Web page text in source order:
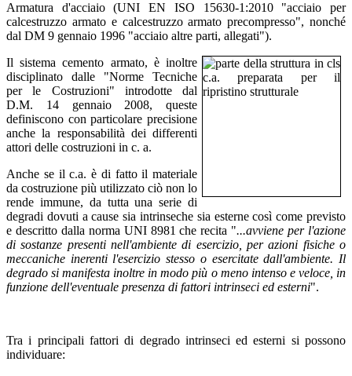
Armatura d'acciaio (UNI EN ISO 15630-1:2010 "acciaio per
calcestruzzo armato e calcestruzzo armato precompresso", nonché
dal DM 9 gennaio 1996 "acciaio altre parti, allegati").
Il sistema cemento armato, è inoltre
disciplinato dalle "Norme Tecniche
per le Costruzioni" introdotte dal
D.M. 14 gennaio 2008, queste
definiscono con particolare precisione
anche la responsabilità dei differenti
attori delle costruzioni in c. a.
Anche se il c.a. è di fatto il materiale
da costruzione più utilizzato ciò non lo
rende immune, da tutta una serie di
degradi dovuti a cause sia intrinseche sia esterne così come previsto
e descritto dalla norma UNI 8981 che recita "...avviene per l'azione
di sostanze presenti nell'ambiente di esercizio, per azioni fisiche o
meccaniche inerenti l'esercizio stesso o esercitate dall'ambiente. Il
degrado si manifesta inoltre in modo più o meno intenso e veloce, in
funzione dell'eventuale presenza di fattori intrinseci ed esterni".
Tra i principali fattori di degrado intrinseci ed esterni si possono
individuare: